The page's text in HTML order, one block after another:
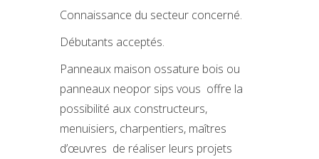
Connaissance du secteur concerné.
Débutants acceptés.
Panneaux maison ossature bois ou
panneaux neopor sips vous offre la
possibilité aux constructeurs,
menuisiers, charpentiers, maîtres
d’œuvres de réaliser leurs projets